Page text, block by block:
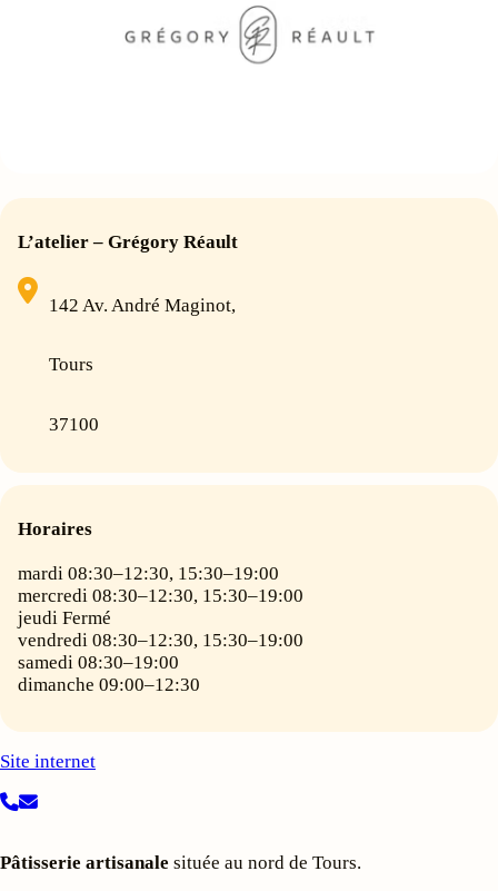
L’atelier – Grégory Réault
142 Av. André Maginot,
Tours
37100
Horaires
mardi 08:30–12:30, 15:30–19:00
mercredi 08:30–12:30, 15:30–19:00
jeudi Fermé
vendredi 08:30–12:30, 15:30–19:00
samedi 08:30–19:00
dimanche 09:00–12:30
Site internet
Pâtisserie artisanale située au nord de Tours.